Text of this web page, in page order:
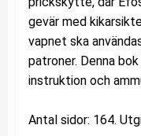
gevär med
vapnet ska
patroner. Denna
instruktion och
Antal sidor: 164.